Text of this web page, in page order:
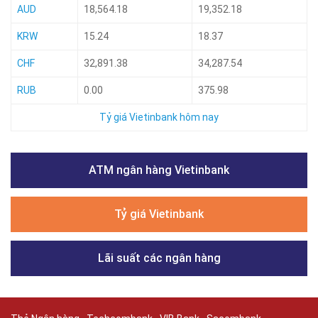
AUD 18,564.18 19,352.18
KRW 15.24 18.37
CHF 32,891.38 34,287.54
RUB 0.00 375.98
Tỷ giá Vietinbank hôm nay
ATM ngân hàng Vietinbank
Tỷ giá Vietinbank
Lãi suất các ngân hàng